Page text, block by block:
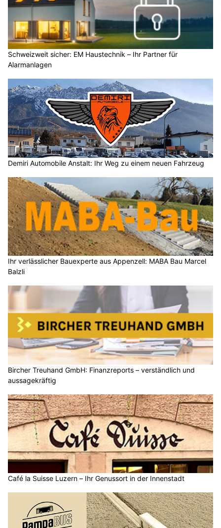
Schweizweit sicher: EM Haustechnik – Ihr Partner für
Alarmanlagen
Demiri Automobile Anstalt: Ihr Weg zu einem neuen Fahrzeug
Ihr verlässlicher Bauexperte aus Appenzell: MABA Bau Marcel
Balzli
Bircher Treuhand GmbH: Finanzreports – verständlich und
aussagekräftig
Café la Suisse Luzern – Ihr Genussort in der Innenstadt